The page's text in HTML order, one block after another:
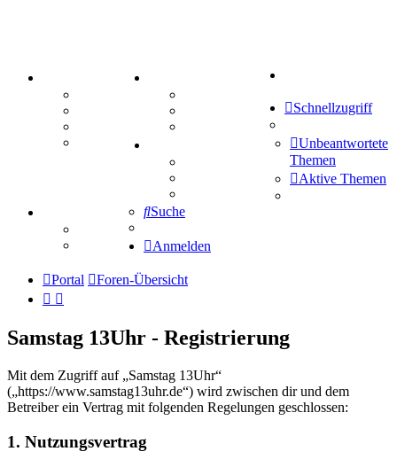
Mastodon
Treffenübersicht
Zitatesammlung
Schiffe versenken
Tipprunde
Comunio
Schnellzugriff
Unbeantwortete
Themen
Aktive Themen
Suche
Anmelden
Portal Foren-Übersicht
Samstag 13Uhr - Registrierung
Mit dem Zugriff auf „Samstag 13Uhr“
(„https://www.samstag13uhr.de“) wird zwischen dir und dem
Betreiber ein Vertrag mit folgenden Regelungen geschlossen:
1. Nutzungsvertrag